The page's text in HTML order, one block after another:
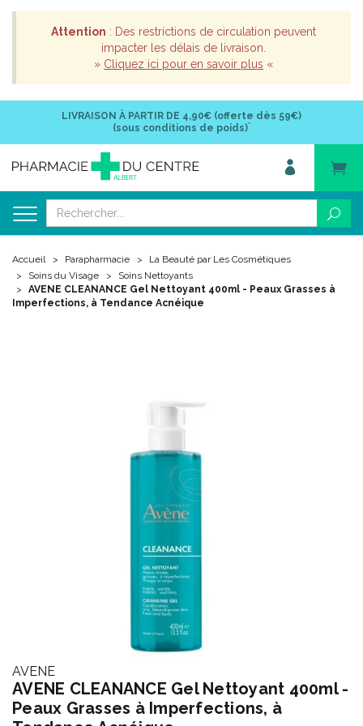
Attention : Des restrictions de circulation peuvent
impacter les délais de livraison.
» Cliquez ici pour en savoir plus «
LIVRAISON À PARTIR DE 4,90€ (offerte dès 59€)
(sous conditions de poids)*
Accueil Parapharmacie
La Beauté par Les Cosmétiques
Soins du Visage
Soins Nettoyants
AVENE CLEANANCE Gel Nettoyant 400ml - Peaux Grasses à
Imperfections, à Tendance Acnéique
AVENE
AVENE CLEANANCE Gel Nettoyant 400ml -
Peaux Grasses à Imperfections, à